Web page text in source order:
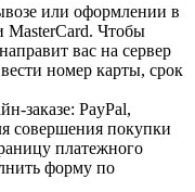
или оформлении в
MasterCard. Чтобы
вас на сервер
номер карты, срок
заказе: PayPal,
совершения покупки
платежного
форму по